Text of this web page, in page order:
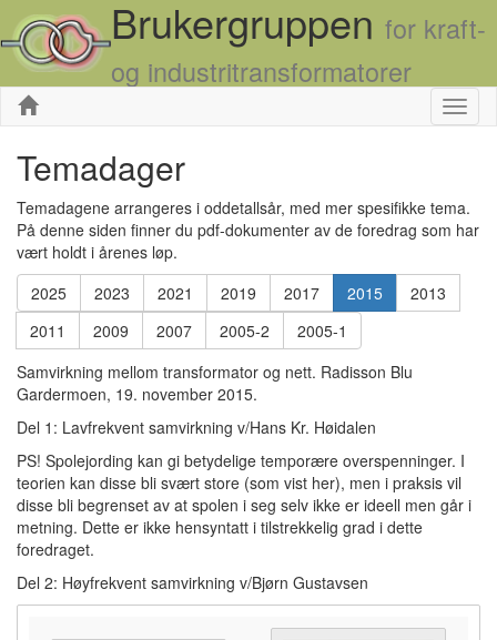
Brukergruppen for kraft-
og industritransformatorer
Skjul
Temadager
Temadagene arrangeres i oddetallsår, med mer spesifikke tema.
På denne siden finner du pdf-dokumenter av de foredrag som har
vært holdt i årenes løp.
2025
2023 2021 2019 2017 2015
2013
2011
2009 2007 2005-2
2005-1
Samvirkning mellom transformator og nett. Radisson Blu
Gardermoen, 19. november 2015.
Del 1: Lavfrekvent samvirkning v/Hans Kr. Høidalen
PS! Spolejording kan gi betydelige temporære overspenninger. I
teorien kan disse bli svært store (som vist her), men i praksis vil
disse bli begrenset av at spolen i seg selv ikke er ideell men går i
metning. Dette er ikke hensyntatt i tilstrekkelig grad i dette
foredraget.
Del 2: Høyfrekvent samvirkning v/Bjørn Gustavsen